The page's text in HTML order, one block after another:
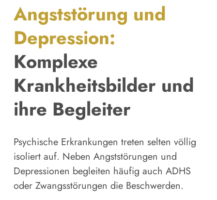
Angststörung und
Depression:
Komplexe
Krankheitsbilder und
ihre Begleiter
Psychische Erkrankungen treten selten völlig
isoliert auf. Neben Angststörungen und
Depressionen begleiten häufig auch ADHS
oder Zwangsstörungen die Beschwerden.